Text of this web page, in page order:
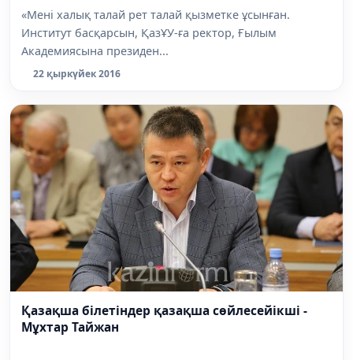
«Мені халық талай рет талай қызметке ұсынған.
Институт басқарсын, ҚазҰУ-ға ректор, Ғылым
Академиясына президен...
22 қыркүйек 2016
Қазақша білетіндер қазақша сөйлесейікші -
Мұхтар Тайжан